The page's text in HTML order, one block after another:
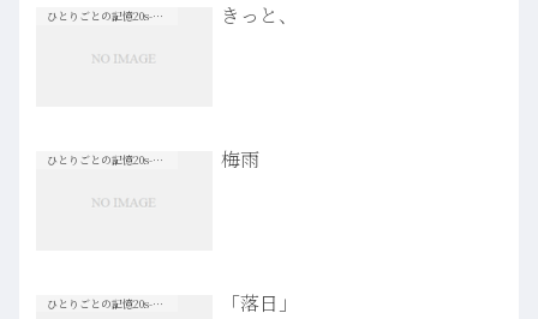
ひとりごとの記憶20s-30s きっと、
ひとりごとの記憶20s-30s 梅雨
ひとりごとの記憶20s-30s 「落日」